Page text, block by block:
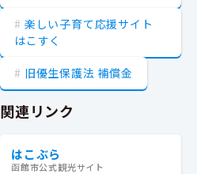
楽しい子育て応援サイト
はこすく
旧優生保護法 補償金
関連リンク
はこぶら
函館市公式観光サイト